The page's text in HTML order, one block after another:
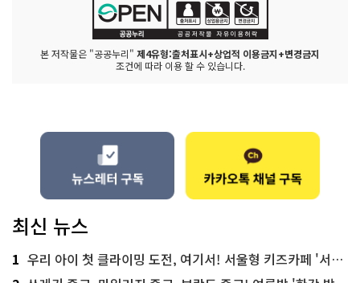
본 저작물은 "공공누리" 제4유형:출처표시+상업적 이용금지+변경금지
조건에 따라 이용 할 수 있습니다.
최신 뉴스
1 우리 아이 첫 클라이밍 도전, 여기서! 서울형 키즈카페 '서울가족플라자점'